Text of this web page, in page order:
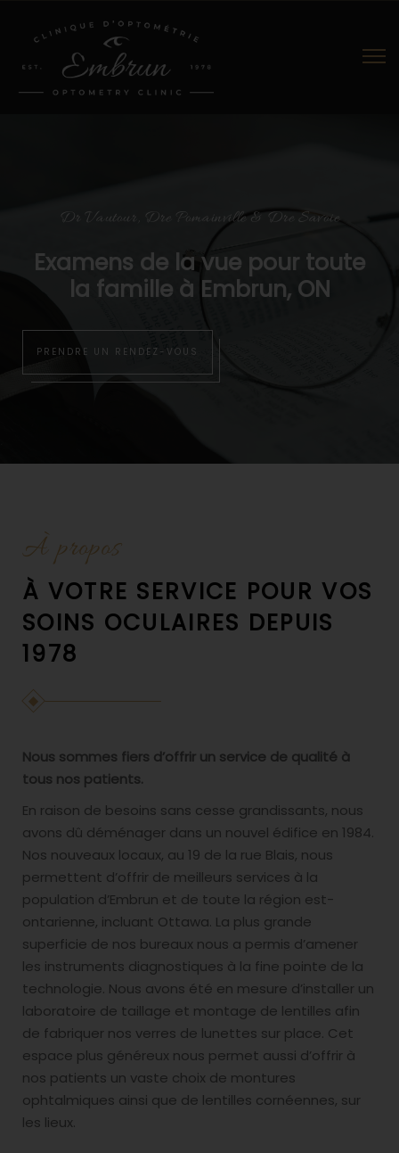
Dr Vautour, Dre Pomainville & Dre Savoie
Examens de la vue pour toute
la famille à Embrun, ON
PRENDRE UN RENDEZ-VOUS
À propos
À VOTRE SERVICE POUR VOS
SOINS OCULAIRES DEPUIS
1978
Nous sommes fiers d’offrir un service de qualité à
tous nos patients.
En raison de besoins sans cesse grandissants, nous
avons dû déménager dans un nouvel édifice en 1984.
Nos nouveaux locaux, au 19 de la rue Blais, nous
permettent d’offrir de meilleurs services à la
population d’Embrun et de toute la région est-
ontarienne, incluant Ottawa. La plus grande
superficie de nos bureaux nous a permis d’amener
les instruments diagnostiques à la fine pointe de la
technologie. Nous avons été en mesure d’installer un
laboratoire de taillage et montage de lentilles afin
de fabriquer nos verres de lunettes sur place. Cet
espace plus généreux nous permet aussi d’offrir à
nos patients un vaste choix de montures
ophtalmiques ainsi que de lentilles cornéennes, sur
les lieux.